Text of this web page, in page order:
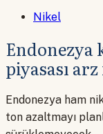
Nikel
Endonezya
piyasası
Endonezya ham
ton azaltmayı